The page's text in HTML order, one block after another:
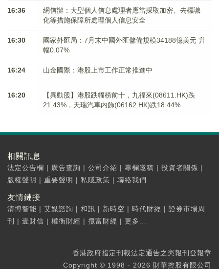
16:36
網信辦：大型個人信息處理者應當採取加密、去標識
化等措施保障所處理個人信息安全
16:30
國家外匯局：7月末中國外匯儲備規模34188億美元 升
幅0.07%
16:24 山金國際：港股上市工作正常推進中
16:20
【異動股】港股跌幅榜前十，九福來(08611.HK)跌
21.43%，天瑞汽車内飾(06162.HK)跌18.44%
相關訊息
法定公告欄 | 廣告查詢 | 公司介紹 | 專欄邀稿 | 投資者關係 |
版權聲明 | 重要聲明 | 私隱政策 | 聯絡我們
友情鏈接
清博智能 | 艾媒諮詢 | 和訊 | 新時空 | 時代財經 | 證券市場周
刊
| 壹財信 | 權衡財經 | 攬富財經 | 更多...
香港政府指定刊載法定通告之憲報刊登報章
Copyright © 1998 - 2026 財華控股有限公司